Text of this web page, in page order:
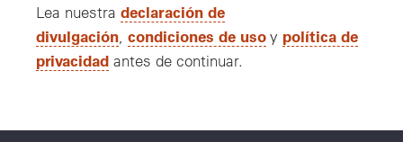
Lea nuestra declaración de
divulgación condiciones de usoy política de
privacidad antes de continuar.